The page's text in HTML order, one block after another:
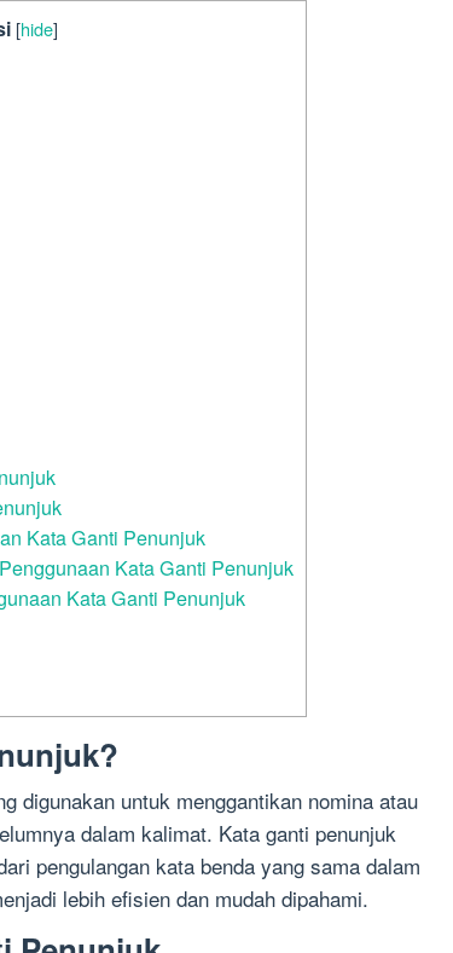
[hide]
Kata Ganti Penunjuk
Kata Ganti Penunjuk
Kata Ganti Penunjuk
digunakan untuk menggantikan nomina atau
dalam kalimat. Kata ganti penunjuk
pengulangan kata benda yang sama dalam
lebih efisien dan mudah dipahami.